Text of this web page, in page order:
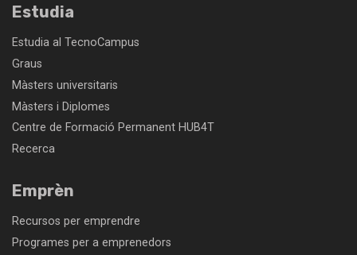
Estudia
Estudia al TecnoCampus
Graus
Màsters universitaris
Màsters i Diplomes
Centre de Formació Permanent HUB4T
Recerca
Emprèn
Recursos per emprendre
Programes per a emprenedors